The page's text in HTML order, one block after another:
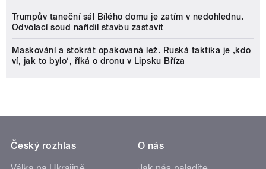
Trumpův taneční sál Bílého domu je zatím v nedohlednu.
Odvolací soud nařídil stavbu zastavit
Maskování a stokrát opakovaná lež. Ruská taktika je ‚kdo
ví, jak to bylo‘, říká o dronu v Lipsku Bříza
Český rozhlas
O nás